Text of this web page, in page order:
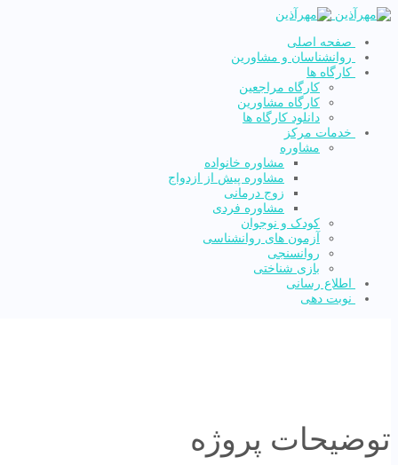
صفحه اصلی
روانشناسان و مشاورین
کارگاه ها
کارگاه مراجعین
کارگاه مشاورین
دانلود کارگاه ها
خدمات مرکز
مشاوره
مشاوره خانواده
مشاوره پیش از ازدواج
زوج درمانی
مشاوره فردی
کودک و نوجوان
آزمون های روانشناسی
روانسنجی
بازی شناختی
اطلاع رسانی
نوبت دهی
توضیحات پروژه